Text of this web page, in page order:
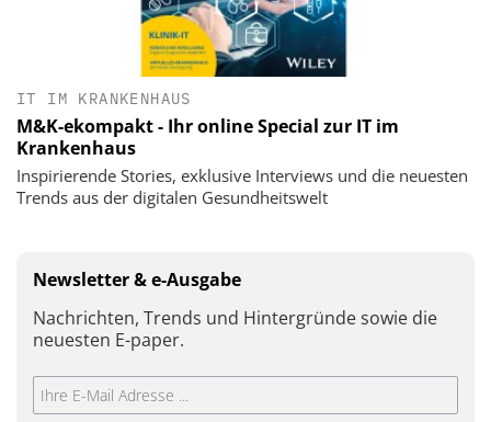
IT IM KRANKENHAUS
M&K-ekompakt - Ihr online Special zur IT im
Krankenhaus
Inspirierende Stories, exklusive Interviews und die neuesten
Trends aus der digitalen Gesundheitswelt
Newsletter & e-Ausgabe
Nachrichten, Trends und Hintergründe sowie die
neuesten E-paper.